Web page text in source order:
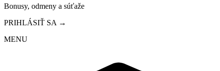
Bonusy, odmeny a súťaže
PRIHLÁSIŤ SA →
MENU